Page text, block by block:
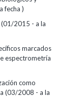
fecha )
2015 - a la
marcados
espectrometría
como
(03/2008 - a la